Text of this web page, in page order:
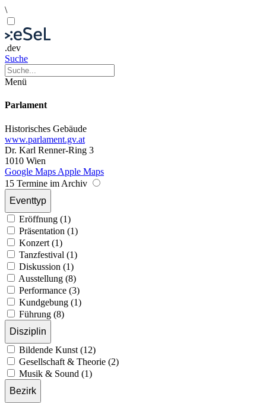
\
.dev
Suche
Menü
Parlament
Historisches Gebäude
www.parlament.gv.at
Dr. Karl Renner-Ring 3
1010 Wien
Google Maps Apple Maps
15 Termine im Archiv
Eventtyp
Eröffnung (1)
Präsentation (1)
Konzert (1)
Tanzfestival (1)
Diskussion (1)
Ausstellung (8)
Performance (3)
Kundgebung (1)
Führung (8)
Disziplin
Bildende Kunst (12)
Gesellschaft & Theorie (2)
Musik & Sound (1)
Bezirk